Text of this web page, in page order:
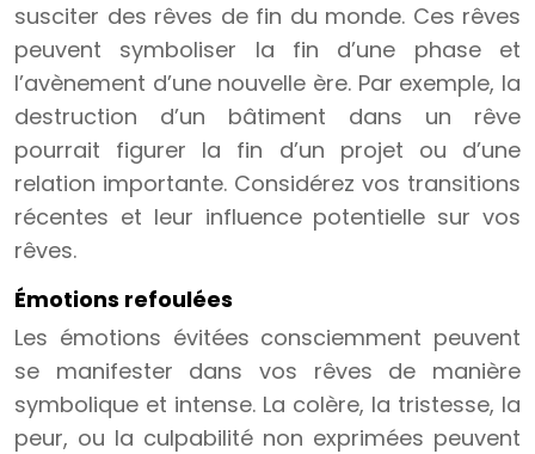
susciter des rêves de fin du monde. Ces rêves
peuvent symboliser la fin d’une phase et
l’avènement d’une nouvelle ère. Par exemple, la
destruction d’un bâtiment dans un rêve
pourrait figurer la fin d’un projet ou d’une
relation importante. Considérez vos transitions
récentes et leur influence potentielle sur vos
rêves.
Émotions refoulées
Les émotions évitées consciemment peuvent
se manifester dans vos rêves de manière
symbolique et intense. La colère, la tristesse, la
peur, ou la culpabilité non exprimées peuvent